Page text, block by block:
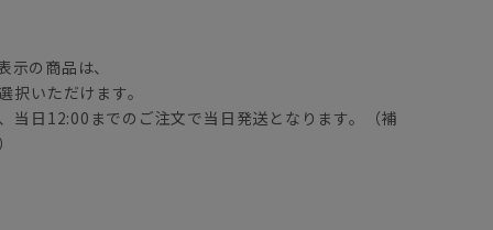
示の商品は、
択いただけます。
当日12:00までのご注文で当日発送となります。（補